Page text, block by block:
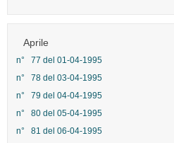
Aprile
n° 77 del 01-04-1995
n° 78 del 03-04-1995
n° 79 del 04-04-1995
n° 80 del 05-04-1995
n° 81 del 06-04-1995